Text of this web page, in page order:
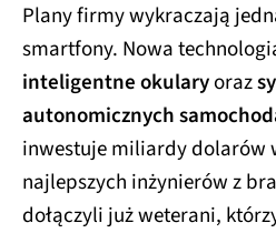
Plany firmy wykraczają
smartfony. Nowa
inteligentne okularyoraz
autonomicznych
inwestuje miliardy dolarów
najlepszych inżynierów z
dołączyli już weterani,